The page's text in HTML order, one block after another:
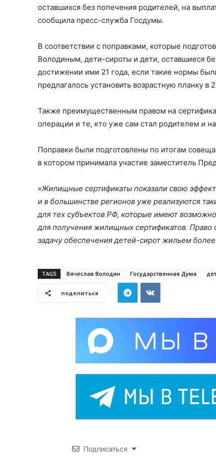
оставшихся без попечения родителей, на
сообщила пресс-служба Госдумы.
В соответствии с поправками, которые
Володиным, дети-сироты и дети, оставшиеся
достижении ими 21 года, если такие нормы
предлагалось установить возрастную планку в
Также преимущественным правом на
операции и те, кто уже сам стал родителем и
Поправки были подготовлены по итогам
в котором принимала участие заместитель
«Жилищные сертификаты показали свою
и в большинстве регионов уже реализуются
для тех субъектов РФ, которые имеют
для получения жилищных сертификатов. Право
задачу обеспечения детей-сирот жильем
TAGS Вячеслав Володин Государственная Дума
поделиться
Подписаться